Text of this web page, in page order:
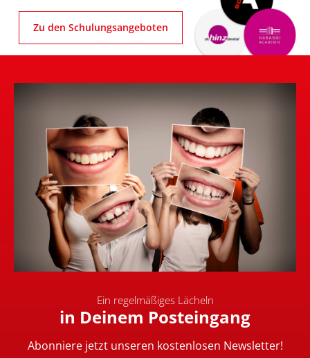
Zu den Schulungsangeboten
Ein regelmäßiges Lächeln
in Deinem Posteingang
Abonniere jetzt unseren kostenlosen Newsletter!